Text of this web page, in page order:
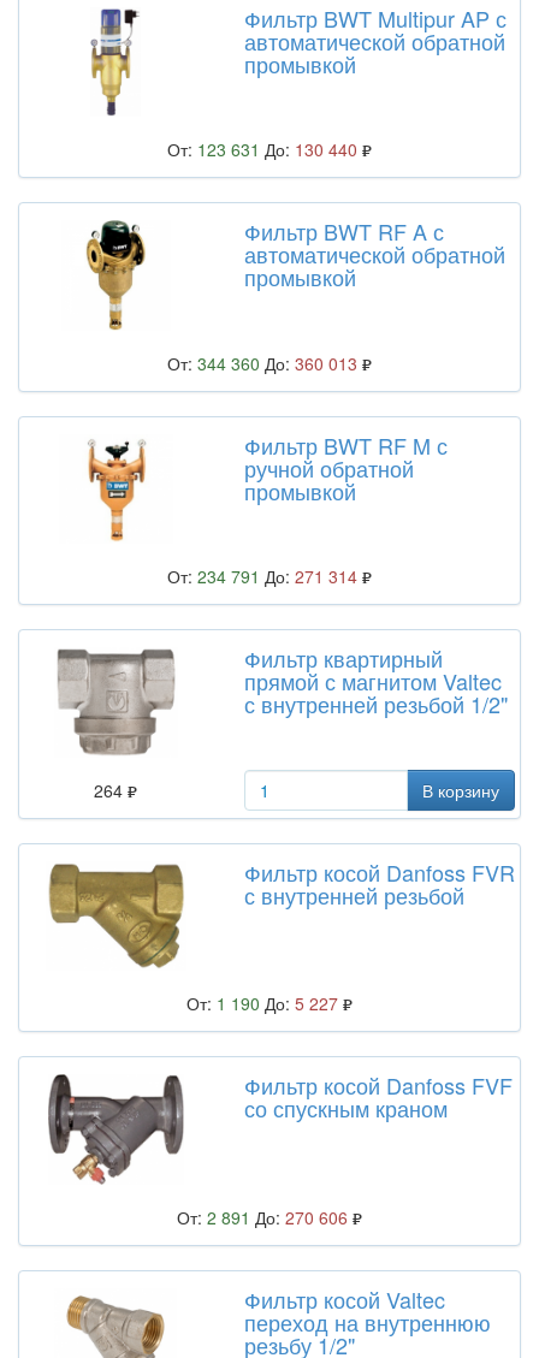
Фильтр BWT Multipur AP с
автоматической обратной
промывкой
От: 123 631 До: 130 440
Фильтр BWT RF A с
автоматической обратной
промывкой
От: 344 360 До: 360 013
Фильтр BWT RF M с
ручной обратной
промывкой
От: 234 791 До: 271 314
Фильтр квартирный
прямой с магнитом Valtec
с внутренней резьбой 1/2"
264 В корзину
Фильтр косой Danfoss FVR
с внутренней резьбой
От: 1 190 До: 5 227
Фильтр косой Danfoss FVF
со спускным краном
От: 2 891 До: 270 606
Фильтр косой Valtec
переход на внутреннюю
резьбу 1/2"